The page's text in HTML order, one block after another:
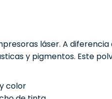
láser. A
y pigmentos. Este
color